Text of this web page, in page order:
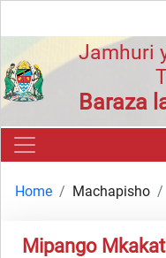
Jamhuri
Baraza
Home Machapisho
Mipango